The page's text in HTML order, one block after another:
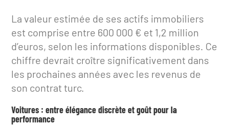
La valeur estimée de ses actifs immobiliers
est comprise entre 600 000 € et 1,2 million
d’euros, selon les informations disponibles. Ce
chiffre devrait croître significativement dans
les prochaines années avec les revenus de
son contrat turc.
Voitures : entre élégance discrète et goût pour la
performance